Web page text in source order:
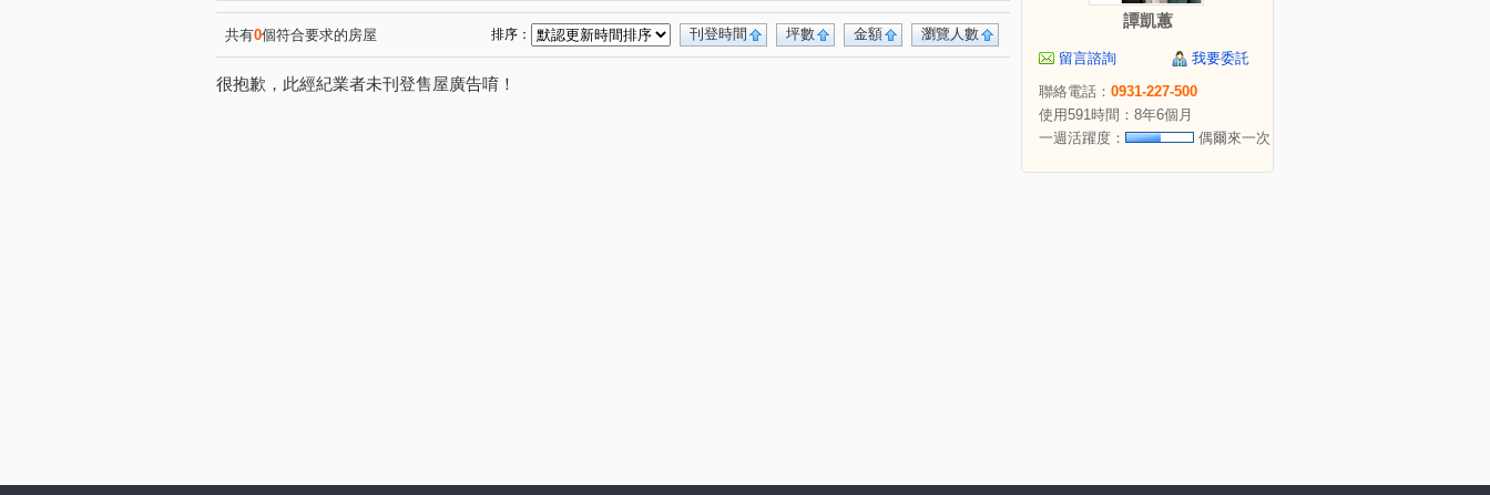
共有0個符合要求的房屋 瀏覽人數
金額
坪數
刊登時間
排序：
很抱歉，此經紀業者未刊登售屋廣告唷！
譚凱蕙
留言諮詢
我要委託
聯絡電話： 0931-227-500
使用591時間：8年6個月
一週活躍度：
偶爾來一次